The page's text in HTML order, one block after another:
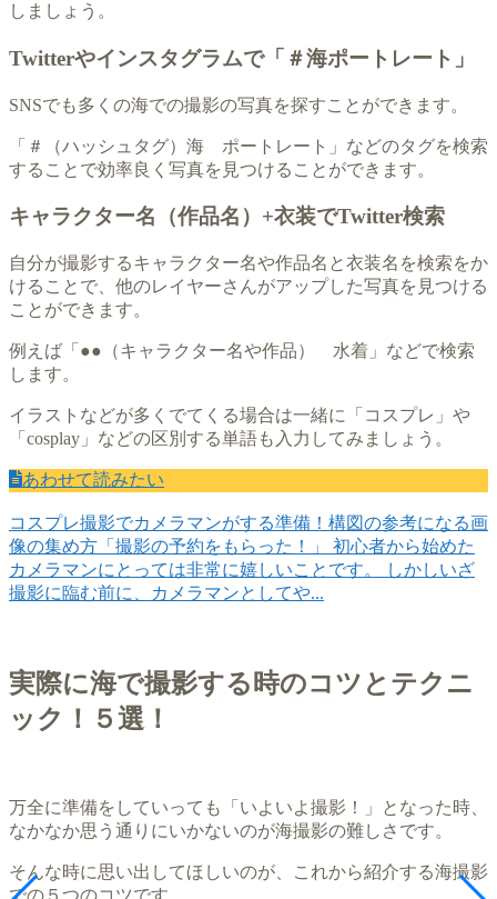
しましょう。
Twitterやインスタグラムで「＃海ポートレート」
SNSでも多くの海での撮影の写真を探すことができます。
「＃（ハッシュタグ）海 ポートレート」などのタグを検索
することで効率良く写真を見つけることができます。
キャラクター名（作品名）+衣装でTwitter検索
自分が撮影するキャラクター名や作品名と衣装名を検索をか
けることで、他のレイヤーさんがアップした写真を見つける
ことができます。
例えば「●●（キャラクター名や作品） 水着」などで検索
します。
イラストなどが多くでてくる場合は一緒に「コスプレ」や
「cosplay」などの区別する単語も入力してみましょう。
あわせて読みたい
コスプレ撮影でカメラマンがする準備！構図の参考になる画
像の集め方 「撮影の予約をもらった！」 初心者から始めた
カメラマンにとっては非常に嬉しいことです。 しかしいざ
撮影に臨む前に、カメラマンとしてや...
実際に海で撮影する時のコツとテクニ
ック！５選！
万全に準備をしていっても「いよいよ撮影！」となった時、
なかなか思う通りにいかないのが海撮影の難しさです。
そんな時に思い出してほしいのが、これから紹介する海撮影
での５つのコツです。